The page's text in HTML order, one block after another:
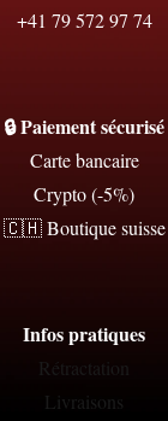
+41 79 572 97 74
🔒 Paiement sécurisé
Carte bancaire
Crypto (-5%)
🇨🇭 Boutique suisse
Infos pratiques
Rétractation
Livraisons